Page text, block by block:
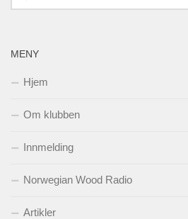
etter:
MENY
Hjem
Om klubben
Innmelding
Norwegian Wood Radio
Artikler